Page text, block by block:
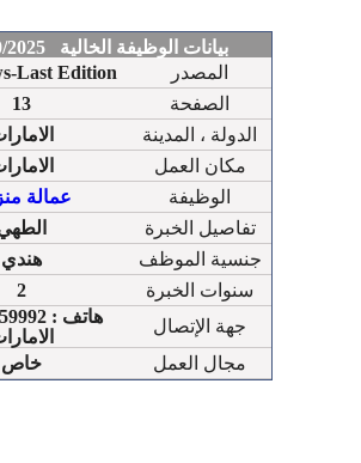
بيانات الوظيفة الخالية 17/10/2025
Last Edition
المصدر
13
الصفحة
الدولة ، المدينة
مكان العمل
عمالة
الوظيفة
تفاصيل الخبرة
هندي
جنسية الموظف
2
سنوات الخبرة
جهة الإتصال
خاص
مجال العمل